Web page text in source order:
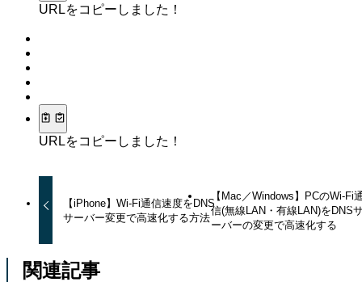
URLをコピーしました！
URLをコピーしました！
【iPhone】Wi-Fi通信速度をDNS
サーバー変更で高速化する方法
【Mac／Windows】PCのWi-Fi
信(無線LAN・有線LAN)をDNS
ーバーの変更で高速化する
関連記事